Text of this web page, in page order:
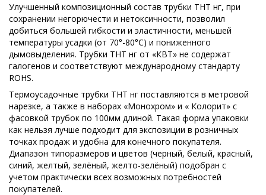
Улучшенный композиционный состав трубки ТНТ нг, при
сохранении негорючести и нетоксичности, позволил
добиться большей гибкости и эластичности, меньшей
температуры усадки (от 70°-80°С) и пониженного
дымовыделения. Трубки ТНТ нг от «КВТ» не содержат
галогенов и соответствуют международному стандарту
ROHS.
Термоусадочные трубки ТНТ нг поставляются в метровой
нарезке, а также в наборах «Монохром» и « Колорит» с
фасовкой трубок по 100мм длиной. Такая форма упаковки
как нельзя лучше подходит для экспозиции в розничных
точках продаж и удобна для конечного покупателя.
Диапазон типоразмеров и цветов (черный, белый, красный,
синий, желтый, зелёный, желто-зелёный) подобран с
учетом практически всех возможных потребностей
покупателей.